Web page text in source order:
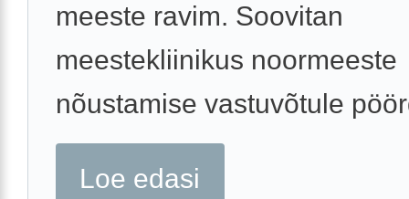
meeste ravim. Soovitan
meestekliinikus noormeeste
nõustamise vastuvõtule
Loe edasi